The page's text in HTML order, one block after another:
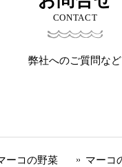
CONTACT
弊社へのご質問など
ーコの野菜 マーコ